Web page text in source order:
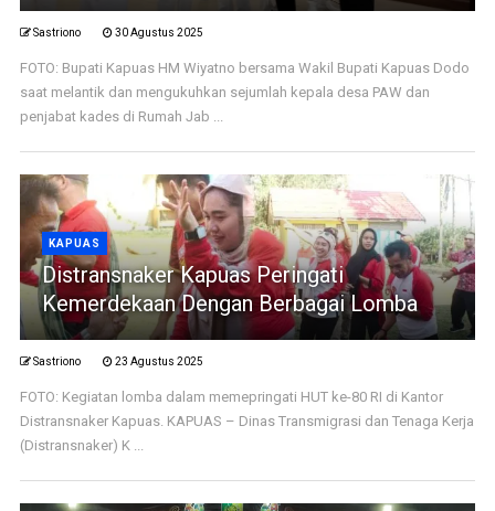
Sastriono 30 Agustus 2025
FOTO: Bupati Kapuas HM Wiyatno bersama Wakil Bupati Kapuas Dodo
saat melantik dan mengukuhkan sejumlah kepala desa PAW dan
penjabat kades di Rumah Jab ...
KAPUAS
Distransnaker Kapuas Peringati
Kemerdekaan Dengan Berbagai Lomba
Sastriono 23 Agustus 2025
FOTO: Kegiatan lomba dalam memepringati HUT ke-80 RI di Kantor
Distransnaker Kapuas. KAPUAS – Dinas Transmigrasi dan Tenaga Kerja
(Distransnaker) K ...